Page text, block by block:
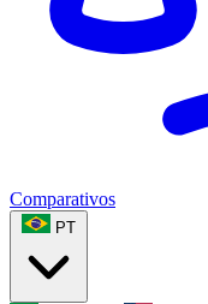
Comparativos
PT